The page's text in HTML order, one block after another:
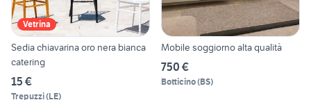
Vetrina
Sedia chiavarina oro nera bianca
catering
15 €
Trepuzzi(LE)
Mobile soggiorno alta qualità
750 €
Botticino(BS)